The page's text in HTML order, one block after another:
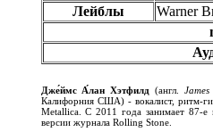
Лейблы
Warner
Дже́ймс А́лан Хэтфилд (англ.
Калифорния США) - вокалист, ритм-
Metallica. C 2011 года занимает 87-е
версии журнала Rolling Stone.